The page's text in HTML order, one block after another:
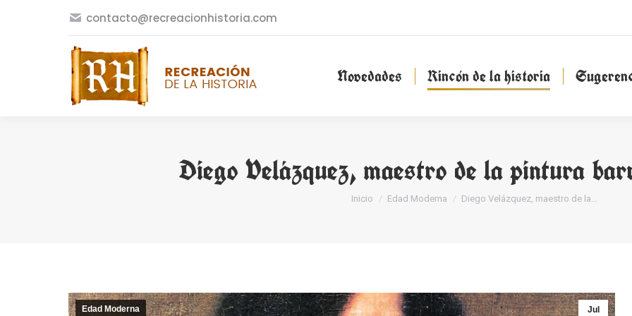
contacto@recreacionhistoria.com
Novedades Rincón de la historia
Diego Velázquez, maestro de la pintura
Estás aquí:
Inicio Edad Moderna Diego Velázquez, maestro de la…
Jul
Edad Moderna
Novedades Rincón de la historia